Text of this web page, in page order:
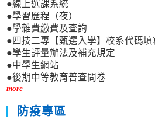
●線上選課系統
●學習歷程（夜）
●學雜費繳費及查詢
●四技二專【甄選入學】校系代碼填
●學生評量辦法及補充規定
●中學生網站
●後期中等教育普查問卷
more
防疫專區